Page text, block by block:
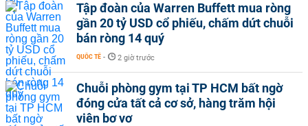
Tập đoàn của Warren Buffett mua ròng
gần 20 tỷ USD cổ phiếu, chấm dứt chuỗi
bán ròng 14 quý
QUỐC TẾ - 2 giờ trước
Chuỗi phòng gym tại TP HCM bất ngờ
đóng cửa tất cả cơ sở, hàng trăm hội
viên bơ vơ